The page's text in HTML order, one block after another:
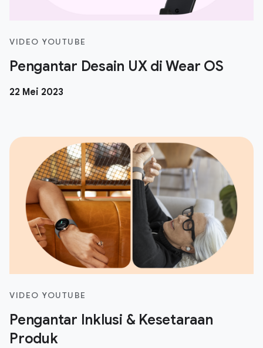
VIDEO YOUTUBE
Pengantar Desain UX di Wear OS
22 Mei 2023
VIDEO YOUTUBE
Pengantar Inklusi & Kesetaraan
Produk